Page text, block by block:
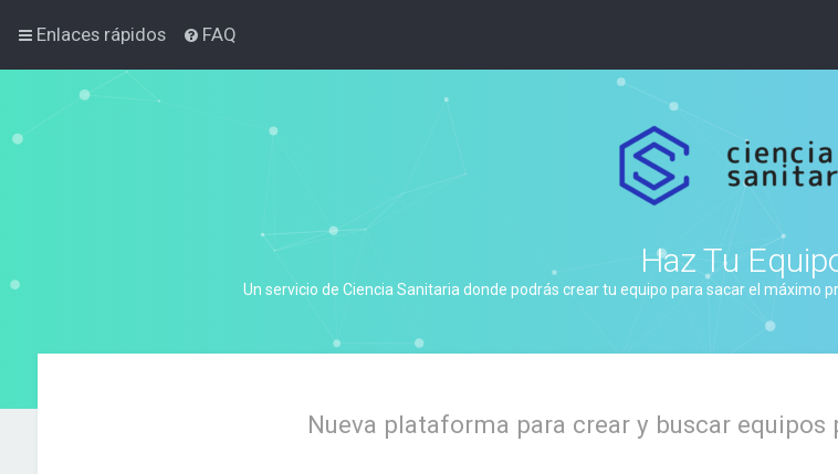
Enlaces rápidos FAQ
Haz Tu
Un servicio de Ciencia Sanitaria donde podrás crear tu equipo para sacar el máximo
Nueva plataforma para crear y buscar equipos